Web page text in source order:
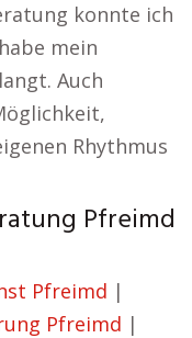
konnte ich
mein
Auch
Rhythmus
Pfreimd
Pfreimd |
Pfreimd |